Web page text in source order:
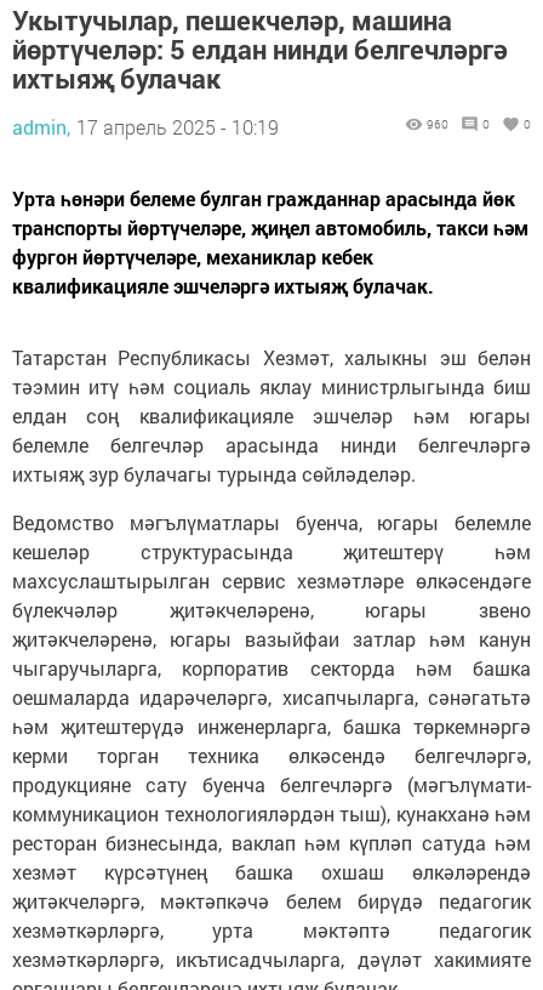
Укытучылар, пешекчеләр, машина
йөртүчеләр: 5 елдан нинди белгечләргә
ихтыяҗ булачак
admin, 17 апрель 2025 - 10:19 960 0 0
Урта һөнәри белеме булган гражданнар арасында йөк
транспорты йөртүчеләре, җиңел автомобиль, такси һәм
фургон йөртүчеләре, механиклар кебек
квалификацияле эшчеләргә ихтыяҗ булачак.
Татарстан Республикасы Хезмәт, халыкны эш белән
тәэмин итү һәм социаль яклау министрлыгында биш
елдан соң квалификацияле эшчеләр һәм югары
белемле белгечләр арасында нинди белгечләргә
ихтыяҗ зур булачагы турында сөйләделәр.
Ведомство мәгълүматлары буенча, югары белемле
кешеләр структурасында җитештерү һәм
махсуслаштырылган сервис хезмәтләре өлкәсендәге
бүлекчәләр җитәкчеләренә, югары звено
җитәкчеләренә, югары вазыйфаи затлар һәм канун
чыгаручыларга, корпоратив секторда һәм башка
оешмаларда идарәчеләргә, хисапчыларга, сәнәгатьтә
һәм җитештерүдә инженерларга, башка төркемнәргә
керми торган техника өлкәсендә белгечләргә,
продукцияне сату буенча белгечләргә (мәгълүмати-
коммуникацион технологияләрдән тыш), кунакханә һәм
ресторан бизнесында, ваклап һәм күпләп сатуда һәм
хезмәт күрсәтүнең башка охшаш өлкәләрендә
җитәкчеләргә, мәктәпкәчә белем бирүдә педагогик
хезмәткәрләргә, урта мәктәптә педагогик
хезмәткәрләргә, икътисадчыларга, дәүләт хакимияте